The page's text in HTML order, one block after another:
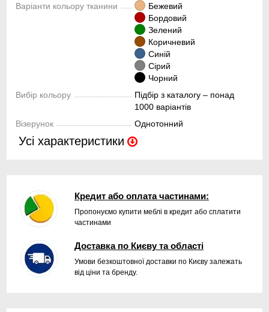
Варіанти кольору тканини
Бежевий
Бордовий
Зелений
Коричневий
Синій
Сірий
Чорний
Вибір кольору
Підбір з каталогу – понад
1000 варіантів
Візерунок
Однотонний
Усі характеристики
Кредит або оплата частинами:
Пропонуємо купити меблі в кредит або сплатити
частинами
Доставка по Києву та області
Умови безкоштовної доставки по Києву залежать
від ціни та бренду.